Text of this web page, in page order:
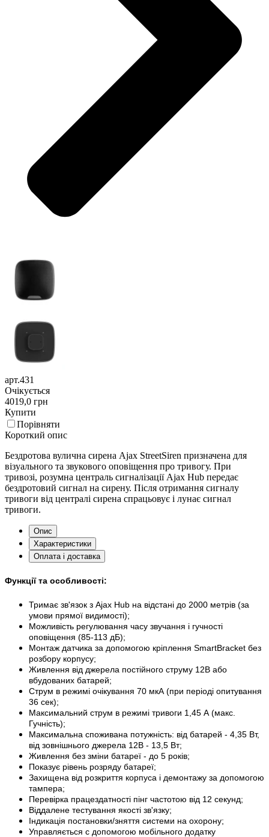
арт.431
Очікується
4019,0 грн
Купити
Порівняти
Короткий опис
Бездротова вулична сирена Ajax StreetSiren призначена для
візуального та звукового оповіщення про тривогу. При
тривозі, розумна централь сигналізації Ajax Hub передає
бездротовий сигнал на сирену. Після отримання сигналу
тривоги від централі сирена спрацьовує і лунає сигнал
тривоги.
Опис
Характеристики
Оплата і доставка
Функції та особливості:
Тримає зв'язок з Ajax Hub на відстані до 2000 метрів (за
умови прямої видимості);
Можливість регулювання часу звучання і гучності
оповіщення (85-113 дБ);
Монтаж датчика за допомогою кріплення SmartBracket без
розбору корпусу;
Живлення від джерела постійного струму 12В або
вбудованих батарей;
Струм в режимі очікування 70 мкА (при періоді опитування
36 сек);
Максимальний струм в режимі тривоги 1,45 А (макс.
Гучність);
Максимальна споживана потужність: від батарей - 4,35 Вт,
від зовнішнього джерела 12В - 13,5 Вт;
Живлення без зміни батареї - до 5 років;
Показує рівень розряду батареї;
Захищена від розкриття корпуса і демонтажу за допомогою
тампера;
Перевірка працездатності пінг частотою від 12 секунд;
Віддалене тестування якості зв'язку;
Індикація постановки/зняття системи на охорону;
Управляється c допомогою мобільного додатку